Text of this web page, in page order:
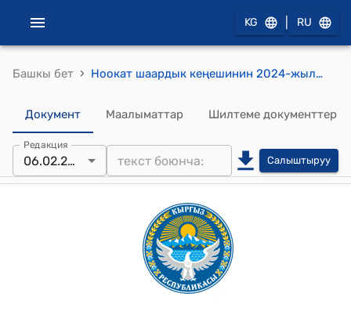
KG RU
Башкы бет › Ноокат шаардык кеңешинин 2024-жылдын 6-февралындагы №15 "Ноокат шаар мэриясынын алдындагы муниципалдык менчик департаментинин 2024-жылга бюджетинин чыгаша бөлүгүн бекитүү жөнүндө" токтому.
Документ Маалыматтар Шилтеме документтер
Редакция
06.02.2024 Салыштыруу